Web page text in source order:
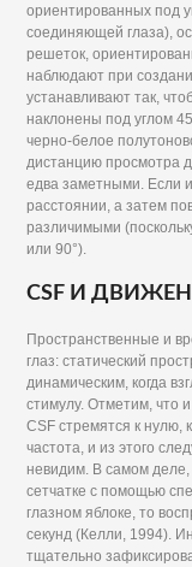
ориентированных под
соединяющей глаза),
решеток,
наблюдают при
устанавливают так,
наклонены под углом
черно-белое
дистанцию просмотра
едва заметными. Если
расстоянии, а затем
различимыми
или 90°).
CSF И
Пространственные и
глаз: статический
динамическим, когда
стимулу. Отметим, что
CSF стремятся к нулю,
частота, и из этого
невидим. В самом
сетчатке с помощью
глазном яблоке, то
секунд (Келли, 1994).
тщательно